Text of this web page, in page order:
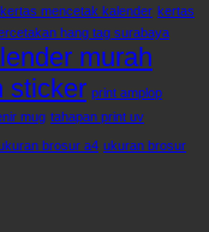
kertas mencetak kalender kertas
hang tag surabaya
murah
sticker print amplop
mug tahapan print uv
brosur a4 ukuran brosur